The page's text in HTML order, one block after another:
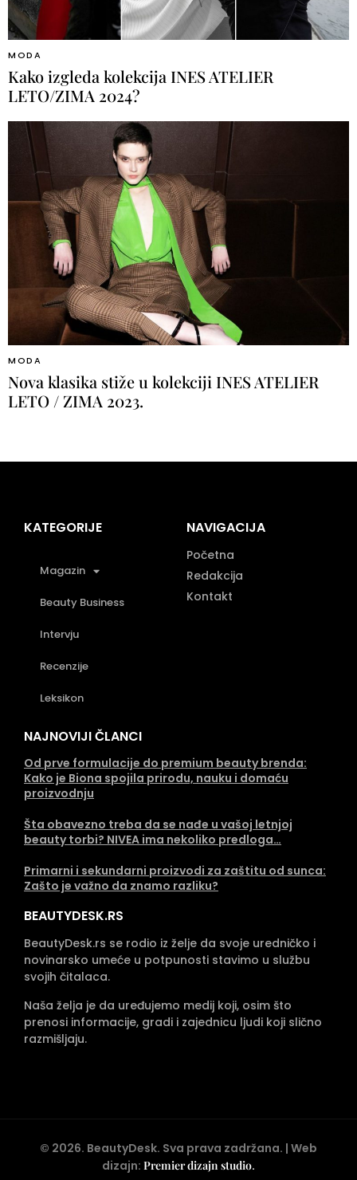
MODA
Kako izgleda kolekcija INES ATELIER
LETO/ZIMA 2024?
MODA
Nova klasika stiže u kolekciji INES ATELIER
LETO / ZIMA 2023.
KATEGORIJE
Magazin
Beauty Business
Intervju
Recenzije
Leksikon
NAVIGACIJA
Početna
Redakcija
Kontakt
NAJNOVIJI ČLANCI
Od prve formulacije do premium beauty brenda:
Kako je Biona spojila prirodu, nauku i domaću
proizvodnju
Šta obavezno treba da se nađe u vašoj letnjoj
beauty torbi? NIVEA ima nekoliko predloga…
Primarni i sekundarni proizvodi za zaštitu od sunca:
Zašto je važno da znamo razliku?
BEAUTYDESK.RS
BeautyDesk.rs se rodio iz želje da svoje uredničko i
novinarsko umeće u potpunosti stavimo u službu
svojih čitalaca.
Naša želja je da uređujemo medij koji, osim što
prenosi informacije, gradi i zajednicu ljudi koji slično
razmišljaju.
© 2026. BeautyDesk. Sva prava zadržana. | Web
dizajn: Premier dizajn studio.